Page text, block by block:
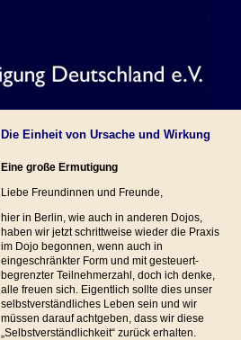
Die Einheit von Ursache und Wirkung
Eine große Ermutigung
Liebe Freundinnen und Freunde,
hier in Berlin, wie auch in anderen Dojos,
haben wir jetzt schrittweise wieder die Praxis
im Dojo begonnen, wenn auch in
eingeschränkter Form und mit gesteuert-
begrenzter Teilnehmerzahl, doch ich denke,
alle freuen sich. Eigentlich sollte dies unser
selbstverständliches Leben sein und wir
müssen darauf achtgeben, dass wir diese
„Selbstverständlichkeit“ zurück erhalten.